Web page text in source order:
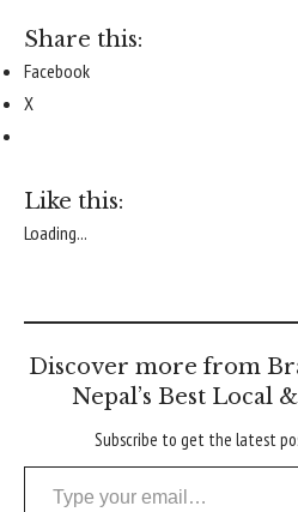
Share this:
Facebook
X
Like this:
Loading...
Discover more from
Nepal’s Best Local
Subscribe to get the latest
Type your email…